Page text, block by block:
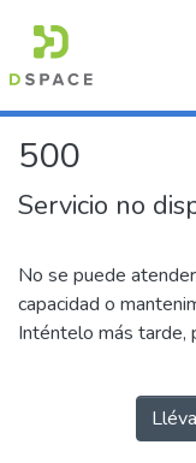
500
Servicio no
No se puede
capacidad o
Inténtelo más tarde,